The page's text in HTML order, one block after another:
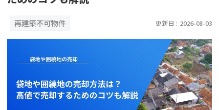
更新日 :2026年07月31日
業者を探す
相談内容で探す
事故物件
再建築不可物件 更新日 : 2026-08-03